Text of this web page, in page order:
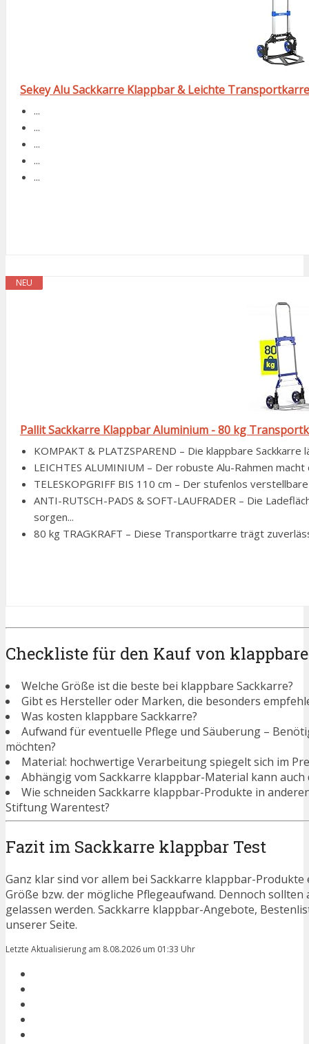
Sekey Alu Sackkarre Klappbar & Leichte
...
...
...
...
...
NEU
Pallit Sackkarre Klappbar Aluminium - 80 kg
KOMPAKT & PLATZSPAREND – Die klappbare
LEICHTES ALUMINIUM – Der robuste Alu-Rahmen
TELESKOPGRIFF BIS 110 cm – Der stufenlos
ANTI-RUTSCH-PADS & SOFT-LAUFRADER – Die
sorgen...
80 kg TRAGKRAFT – Diese Transportkarre trägt
Checkliste für den Kauf von
Welche Größe ist die beste bei klappbare Sackkarre?
Gibt es Hersteller oder Marken, die besonders
Was kosten klappbare Sackkarre?
Aufwand für eventuelle Pflege und Säuberung –
möchten?
Material: hochwertige Verarbeitung spiegelt sich im
Abhängig vom Sackkarre klappbar-Material kann
Wie schneiden Sackkarre klappbar-Produkte in
Stiftung Warentest?
Fazit im Sackkarre klappbar Test
Ganz klar sind vor allem bei Sackkarre klappbar-
Größe bzw. der mögliche Pflegeaufwand. Dennoch
gelassen werden. Sackkarre klappbar-Angebote,
unserer Seite.
Letzte Aktualisierung am 8.08.2026 um 01:33 Uhr